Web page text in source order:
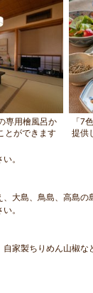
専用檜風呂か
とができます
「7
提供
。
大島、鳥島、高島
。
家製ちりめん山椒